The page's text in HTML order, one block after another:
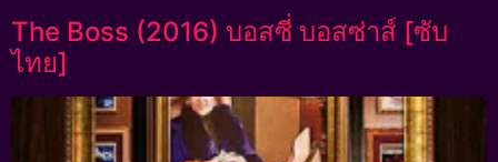
The Boss (2016) บอสซี่ บอสซ่าส์ [ซับ
ไทย]